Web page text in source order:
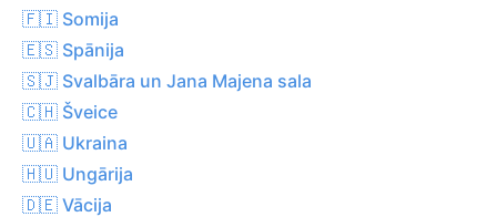
🇫🇮 Somija
🇪🇸 Spānija
🇸🇯 Svalbāra un Jana Majena sala
🇨🇭 Šveice
🇺🇦 Ukraina
🇭🇺 Ungārija
🇩🇪 Vācija